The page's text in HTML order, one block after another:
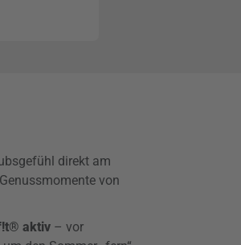
direkt am
von
aktiv – vor